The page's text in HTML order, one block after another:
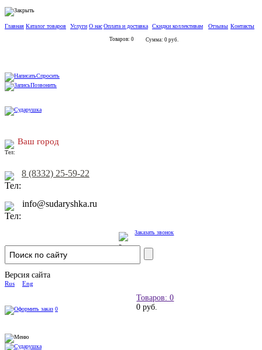
Главная Каталог товаров Услуги О насОплата и доставка Скидки коллективам Отзывы Контакты
Товаров: 0 Сумма: 0 руб.
Спросить
Позвонить
Ваш город
8 (8332) 25-59-22
info@sudaryshka.ru
Заказать звонок
Версия сайта
Rus Eng
Товаров: 0
0 руб.
0